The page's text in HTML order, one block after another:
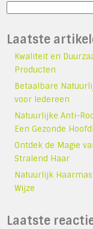
Laatste
Kwaliteit en
Producten
Betaalbare
voor Iedereen
Natuurlijke Anti-
Een Gezonde
Ontdek de Magie
Stralend Haar
Natuurlijk
Wijze
Laatste